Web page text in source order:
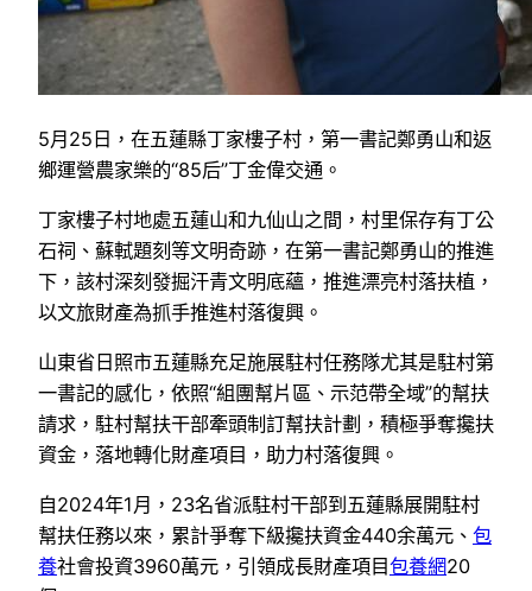
5月25日，在五蓮縣丁家樓子村，第一書記鄭勇山和返
鄉運營農家樂的“85后”丁金偉交通。
丁家樓子村地處五蓮山和九仙山之間，村里保存有丁公
石祠、蘇軾題刻等文明奇跡，在第一書記鄭勇山的推進
下，該村深刻發掘汗青文明底蘊，推進漂亮村落扶植，
以文旅財產為抓手推進村落復興。
山東省日照市五蓮縣充足施展駐村任務隊尤其是駐村第
一書記的感化，依照“組團幫片區、示范帶全域”的幫扶
請求，駐村幫扶干部牽頭制訂幫扶計劃，積極爭奪攙扶
資金，落地轉化財產項目，助力村落復興。
自2024年1月，23名省派駐村干部到五蓮縣展開駐村
幫扶任務以來，累計爭奪下級攙扶資金440余萬元、 包
養社會投資3960萬元，引領成長財產項目包養網20